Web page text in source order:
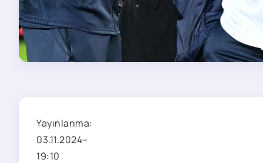
Yayınlanma:
03.11.2024–
19:10